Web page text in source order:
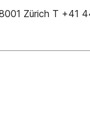
Zürich T +41